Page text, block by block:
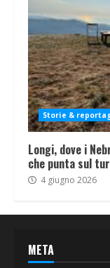
Storie &
Longi, dove i
che punta sul
4 giugno 2026
META